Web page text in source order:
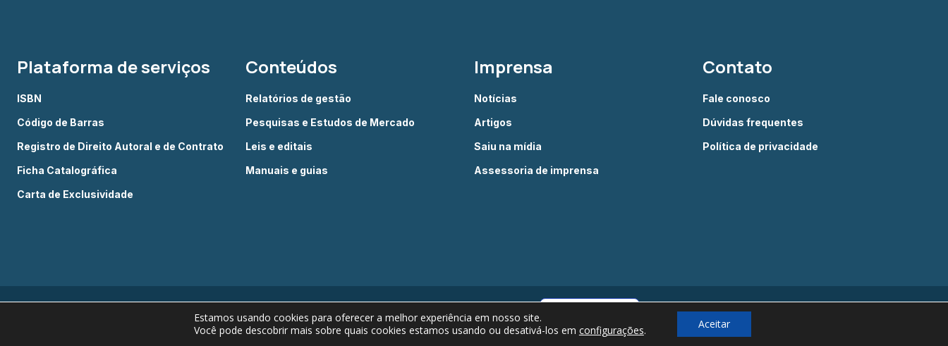
Plataforma de serviços
ISBN
Código de Barras
Registro de Direito Autoral e de Contrato
Ficha Catalográfica
Carta de Exclusividade
Conteúdos
Relatórios de gestão
Pesquisas e Estudos de Mercado
Leis e editais
Manuais e guias
Imprensa
Notícias
Artigos
Saiu na mídia
Assessoria de imprensa
Contato
Fale conosco
Dúvidas frequentes
Política de privacidade
direitos reservados
Estamos usando cookies para oferecer a melhor experiência em nosso site.
Você pode descobrir mais sobre quais cookies estamos usando ou desativá-los em configurações. Aceitar